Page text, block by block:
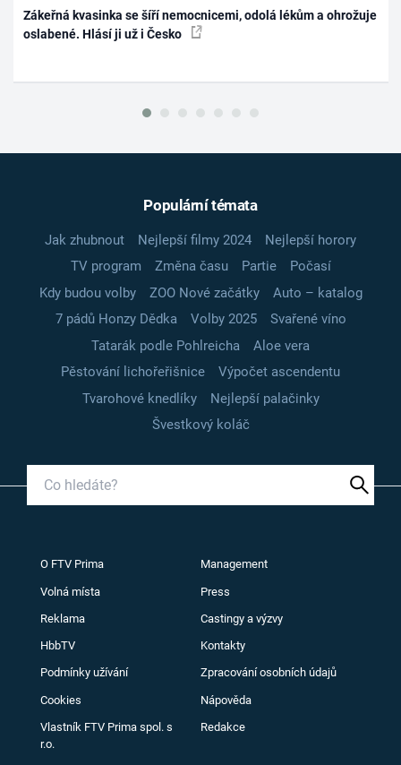
Zákeřná kvasinka se šíří nemocnicemi, odolá lékům a ohrožuje
oslabené. Hlásí ji už i Česko
Populární témata
Jak zhubnout Nejlepší filmy 2024
Nejlepší horory
TV program
Změna času Partie
Počasí
Kdy budou volby
ZOO Nové začátky
Auto – katalog
7 pádů Honzy Dědka
Volby 2025
Svařené víno
Tatarák podle Pohlreicha
Aloe vera
Pěstování lichořeřišnice
Výpočet ascendentu
Tvarohové knedlíky
Nejlepší palačinky
Švestkový koláč
O FTV Prima Management
Volná místa Press
Reklama Castingy a výzvy
HbbTV Kontakty
Podmínky užívání Zpracování osobních údajů
Cookies Nápověda
Vlastník FTV Prima spol. s
r.o.
Redakce